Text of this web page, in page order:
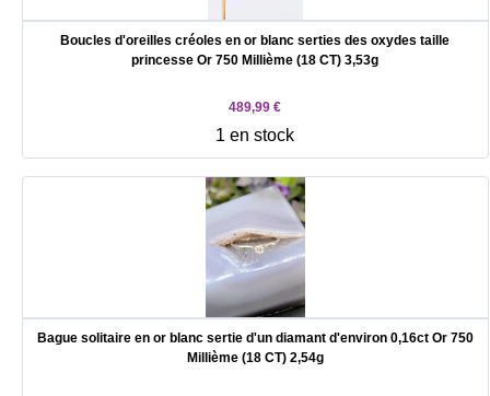
Boucles d'oreilles créoles en or blanc serties des oxydes taille
princesse Or 750 Millième (18 CT) 3,53g
489,99 €
1 en stock
Bague solitaire en or blanc sertie d'un diamant d'environ 0,16ct Or 750
Millième (18 CT) 2,54g